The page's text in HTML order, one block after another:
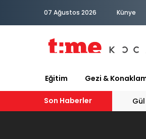
07 Ağustos 2026 Künye
Eğitim Gezi &
Son Haberler